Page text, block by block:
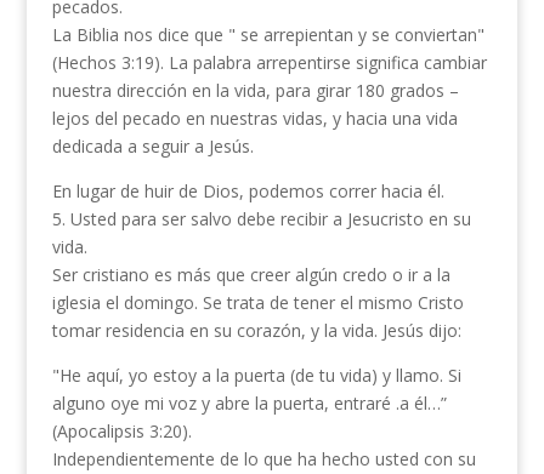
pecados.
La Biblia nos dice que " se arrepientan y se conviertan"
(Hechos 3:19). La palabra arrepentirse significa cambiar
nuestra dirección en la vida, para girar 180 grados –
lejos del pecado en nuestras vidas, y hacia una vida
dedicada a seguir a Jesús.
En lugar de huir de Dios, podemos correr hacia él.
5. Usted para ser salvo debe recibir a Jesucristo en su
vida.
Ser cristiano es más que creer algún credo o ir a la
iglesia el domingo. Se trata de tener el mismo Cristo
tomar residencia en su corazón, y la vida. Jesús dijo:
"He aquí, yo estoy a la puerta (de tu vida) y llamo. Si
alguno oye mi voz y abre la puerta, entraré .a él…”
(Apocalipsis 3:20).
Independientemente de lo que ha hecho usted con su